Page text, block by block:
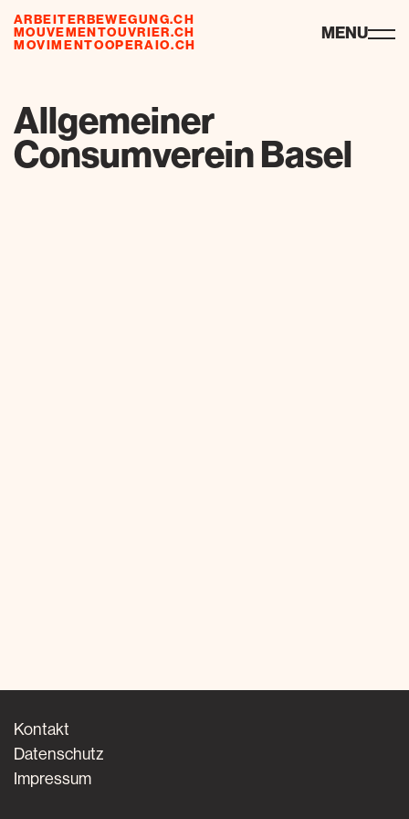
ARBEITERBEWEGUNG.CH
MOUVEMENTOUVRIER.CH
MOVIMENTOOPERAIO.CH
ressourcen MENU
Allgemeiner
Consumverein Basel
Kontakt
Datenschutz
Impressum